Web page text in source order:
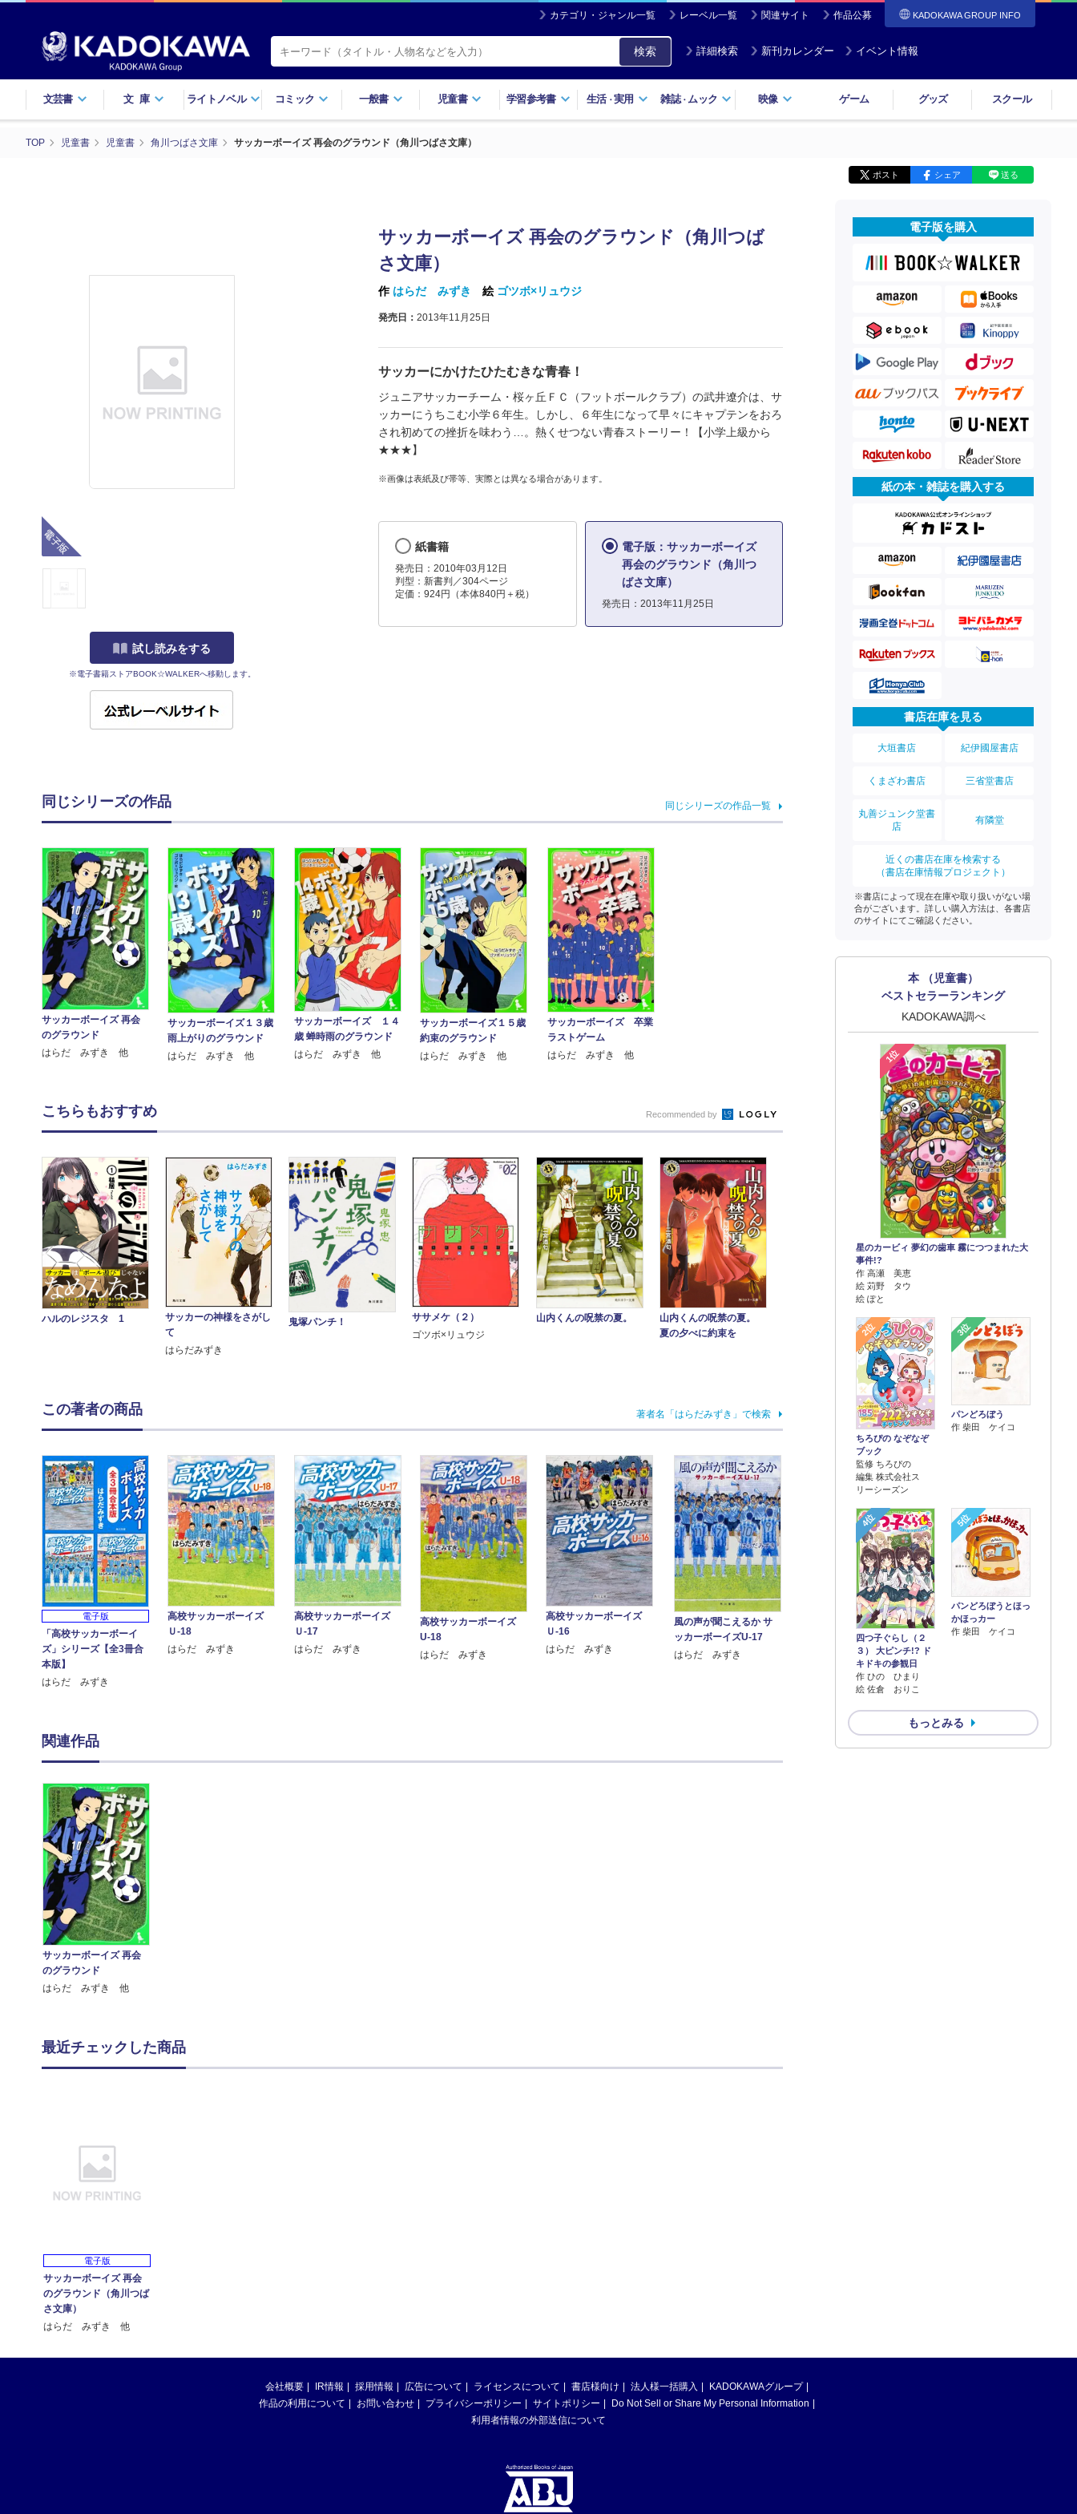
カテゴリ・ジャンル一覧 レーベル一覧 関連サイト 作品公募 KADOKAWA GROUP INFO
検索 詳細検索 新刊カレンダー イベント情報
文芸書 文庫 ライトノベル コミック 一般書 児童書 学習参考書 生活・実用 雑誌・ ムック 映像 ゲーム グッズ スクール
TOP 児童書 児童書 角川つばさ文庫 サッカーボーイズ 再会のグラウンド（角川つばさ文庫）
ポスト シェア 送る
試し読みをする
※電子書籍ストアBOOK☆WALKERへ移動します。
サッカーボーイズ 再会のグラウンド（角川つば
さ文庫）
作 はらだ みずき 絵 ゴツボ×リュウジ
発売日： 2013年11月25日
サッカーにかけたひたむきな青春！
ジュニアサッカーチーム・桜ヶ丘ＦＣ（フットボールクラブ）の武井遼介は、サ
ッカーにうちこむ小学６年生。しかし、６年生になって早々にキャプテンをおろ
され初めての挫折を味わう…。熱くせつない青春ストーリー！【小学上級から
★★★】
※画像は表紙及び帯等、実際とは異なる場合があります。
紙書籍
発売日：2010年03月12日
判型：新書判／304ページ
定価：924円（本体840円＋税）
電子版：サッカーボーイズ
再会のグラウンド（角川つ
ばさ文庫）
発売日：2013年11月25日
同じシリーズの作品 同じシリーズの作品一覧
サッカーボーイズ 再会
のグラウンド
はらだ みずき 他
サッカーボーイズ１３歳
雨上がりのグラウンド
はらだ みずき 他
サッカーボーイズ １４
歳 蝉時雨のグラウンド
はらだ みずき 他
サッカーボーイズ１５歳
約束のグラウンド
はらだ みずき 他
サッカーボーイズ 卒業
ラストゲーム
はらだ みずき 他
電子版を購入
紙の本・雑誌を購入する
書店在庫を見る
大垣書店 紀伊國屋書店
くまざわ書店 三省堂書店
丸善ジュンク堂書
店
有隣堂
近くの書店在庫を検索する
（書店在庫情報プロジェクト）
※書店によって現在在庫や取り扱いがない場
合がございます。詳しい購入方法は、各書店
のサイトにてご確認ください。
本 （児童書）
ベストセラーランキング
KADOKAWA調べ
1位
星のカービィ 夢幻の歯車 霧につつまれた大
事件!?
作 高瀬 美恵
絵 苅野 タウ
絵 ぽと
2位
ちろぴの なぞなぞ
ブック
監修 ちろぴの
編集 株式会社ス
リーシーズン
3位
パンどろぼう
作 柴田 ケイコ
4位
四つ子ぐらし（２
３） 大ピンチ!? ド
キドキの参観日
作 ひの ひまり
絵 佐倉 おりこ
5位
パンどろぼうとほっ
かほっカー
作 柴田 ケイコ
もっとみる
こちらもおすすめ Recommended by
ハルのレジスタ 1
サッカーの神様をさがし
て
はらだみずき
鬼塚パンチ！
ササメケ（２）
ゴツボ×リュウジ
山内くんの呪禁の夏。
山内くんの呪禁の夏。
夏の夕べに約束を
この著者の商品 著者名「はらだみずき」で検索
電子版
「高校サッカーボーイ
ズ」シリーズ【全3冊合
本版】
はらだ みずき
高校サッカーボーイズ
Ｕ-18
はらだ みずき
高校サッカーボーイズ
Ｕ-17
はらだ みずき
高校サッカーボーイズ
U-18
はらだ みずき
高校サッカーボーイズ
Ｕ-16
はらだ みずき
風の声が聞こえるか サ
ッカーボーイズU-17
はらだ みずき
関連作品
サッカーボーイズ 再会
のグラウンド
はらだ みずき 他
最近チェックした商品
電子版
サッカーボーイズ 再会
のグラウンド（角川つば
さ文庫）
はらだ みずき 他
会社概要 IR情報 採用情報 広告について ライセンスについて 書店様向け 法人様一括購入
KADOKAWAグループ
作品の利用について
お問い合わせ プライバシーポリシー サイトポリシー
Do Not Sell or Share My Personal Information
利用者情報の外部送信について